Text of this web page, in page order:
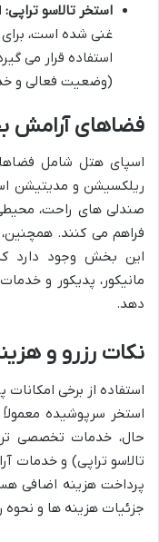
استخر تالاسو تراپی:
غنی شده است،
استفاده قرار می
(وضعیت فعالی و
فضاهای
اسپای هتل شامل
ریلکسیشن و مدیتیشن
صندلی های راحت،
فراهم می کنند.
این بخش وجود دارد
مانیکور، پدیکور و
دهد.
نکات رزرو و
استفاده از برخی امکانات
حال، خدمات تخصصی تر
تالاسو تراپی) و خدمات
پرداخت هزینه اضافی
جزئیات هزینه ها و نحوه